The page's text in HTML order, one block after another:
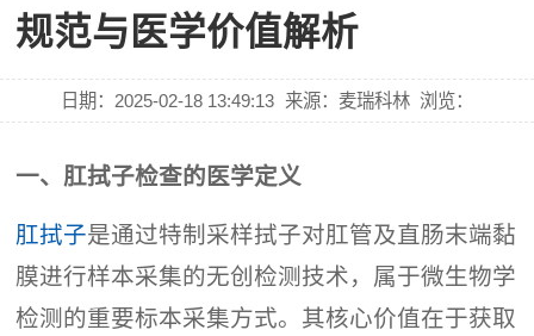
规范与医学价值解析
日期：2025-02-18 13:49:13 来源：麦瑞科林 浏览：
一、肛拭子检查的医学定义
肛拭子是通过特制采样拭子对肛管及直肠末端黏
膜进行样本采集的无创检测技术，属于微生物学
检测的重要标本采集方式。其核心价值在于获取